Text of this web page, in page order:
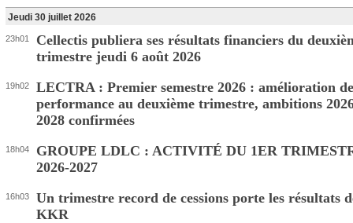
Jeudi 30 juillet 2026
23h01
Cellectis publiera ses résultats financiers du
trimestre jeudi 6 août 2026
19h02
LECTRA : Premier semestre 2026 : amélioration
performance au deuxième trimestre, ambitions
2028 confirmées
18h04
GROUPE LDLC : ACTIVITÉ DU 1ER
2026-2027
16h03
Un trimestre record de cessions porte les résultats
KKR